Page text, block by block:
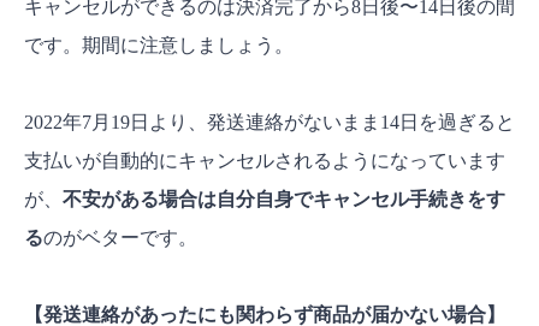
キャンセルができるのは決済完了から8日後〜14日後の間
です。期間に注意しましょう。
2022年7月19日より、発送連絡がないまま14日を過ぎると
支払いが自動的にキャンセルされるようになっています
が、 不安がある場合は自分自身でキャンセル手続きをす
るのがベターです。
【発送連絡があったにも関わらず商品が届かない場合】